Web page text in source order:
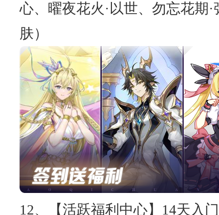
心、曜夜花火·以世、勿忘花期
肤）
12、【活跃福利中心】14天